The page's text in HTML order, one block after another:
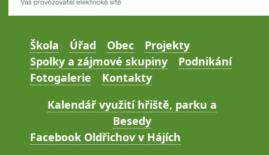
Škola Úřad Obec
Projekty
Spolky a zájmové skupiny
Podnikání
Fotogalerie
Kontakty
Kalendář využití hřiště, parku a
Besedy
Facebook Oldřichov v Hájích